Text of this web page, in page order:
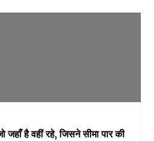
है वहीं रहे, जिसने सीमा पार की